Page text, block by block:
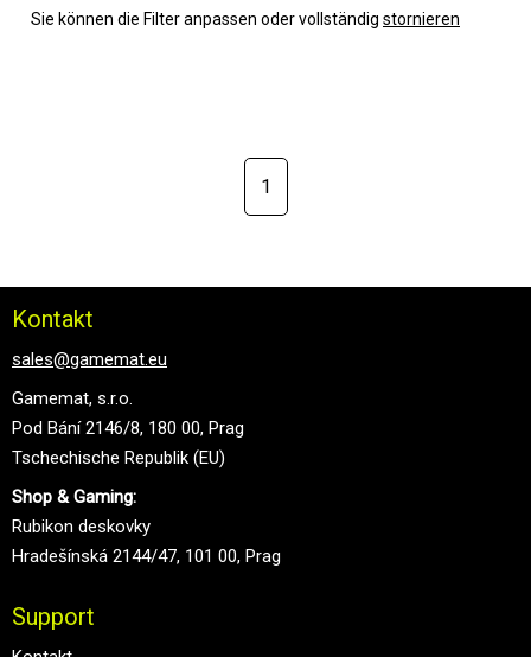
Sie können die Filter anpassen oder vollständig stornieren
1
Kontakt
sales@gamemat.eu
Gamemat, s.r.o.
Pod Bání 2146/8, 180 00, Prag
Tschechische Republik (EU)
Shop & Gaming:
Rubikon deskovky
Hradešínská 2144/47, 101 00, Prag
Support